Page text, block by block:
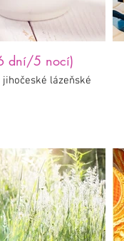
dní/5 nocí)
lázeňské